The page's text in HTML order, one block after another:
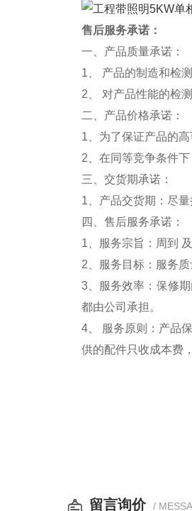
可选配置
外形尺寸[mm]
净重[kg]
厂家电话
售后服务承诺：
一、产品质量承诺：
1、 产品的制造和检
2、 对产品性能的检
二、产品价格承诺：
1、为了保证产品的
2、在同等竞争条件
三、交货期承诺：
1、产品交货期：尽
四、售后服务承诺：
1、服务宗旨：周到
2、服务目标：服务
3、服务效率：保修
都由公司承担。
4、 服务原则：产品
供的配件只收成本费
留言询价 /